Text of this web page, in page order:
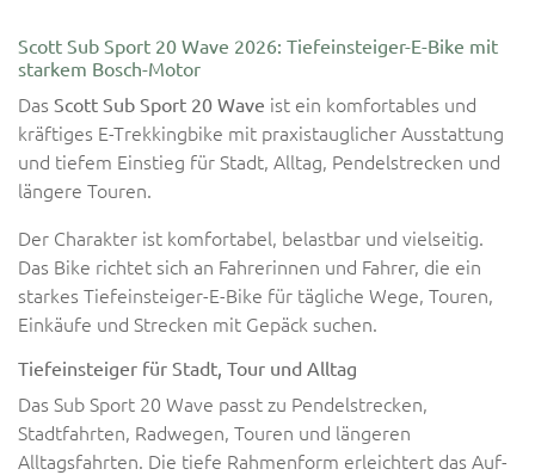
Scott Sub Sport 20 Wave 2026: Tiefeinsteiger-E-Bike mit
starkem Bosch-Motor
Das Scott Sub Sport 20 Wave ist ein komfortables und
kräftiges E-Trekkingbike mit praxistauglicher Ausstattung
und tiefem Einstieg für Stadt, Alltag, Pendelstrecken und
längere Touren.
Der Charakter ist komfortabel, belastbar und vielseitig.
Das Bike richtet sich an Fahrerinnen und Fahrer, die ein
starkes Tiefeinsteiger-E-Bike für tägliche Wege, Touren,
Einkäufe und Strecken mit Gepäck suchen.
Tiefeinsteiger für Stadt, Tour und Alltag
Das Sub Sport 20 Wave passt zu Pendelstrecken,
Stadtfahrten, Radwegen, Touren und längeren
Alltagsfahrten. Die tiefe Rahmenform erleichtert das Auf-